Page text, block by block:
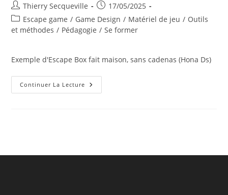
Auteur/autrice
de
la
Thierry Secqueville
Publication
publiée :
17/05/2025
Post
category:
Escape game / Game Design / Matériel de jeu / Outils
et méthodes / Pédagogie / Se former
Exemple d'Escape Box fait maison, sans cadenas (Hona Ds)
Continuer La Lecture Exemple
D’Escape